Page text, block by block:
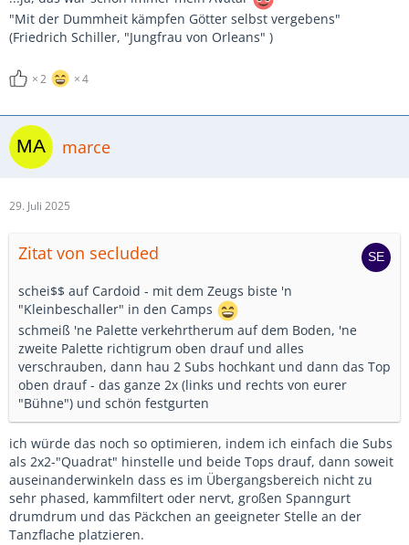
"Mit der Dummheit kämpfen Götter selbst vergebens"
(Friedrich Schiller, "Jungfrau von Orleans" )
2 4
marce
29. Juli 2025
Zitat von secluded
schei$$ auf Cardoid - mit dem Zeugs biste 'n
"Kleinbeschaller" in den Camps
schmeiß 'ne Palette verkehrtherum auf dem Boden, 'ne
zweite Palette richtigrum oben drauf und alles
verschrauben, dann hau 2 Subs hochkant und dann das Top
oben drauf - das ganze 2x (links und rechts von eurer
"Bühne") und schön festgurten
ich würde das noch so optimieren, indem ich einfach die Subs
als 2x2-"Quadrat" hinstelle und beide Tops drauf, dann soweit
auseinanderwinkeln dass es im Übergangsbereich nicht zu
sehr phased, kammfiltert oder nervt, großen Spanngurt
drumdrum und das Päckchen an geeigneter Stelle an der
Tanzflache platzieren.